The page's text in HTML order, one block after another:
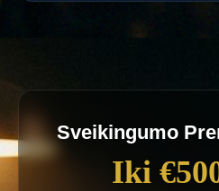
Sveikingumo
Iki